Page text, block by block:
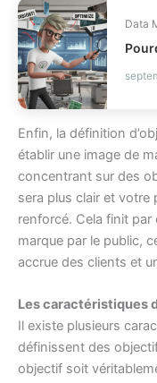
Data
Enfin, la définition
établir une image de
concentrant sur des
sera plus clair et votre
renforcé. Cela finit
marque par le public,
accrue des clients et
Les caractéristiques
Il existe plusieurs
définissent des
objectif soit